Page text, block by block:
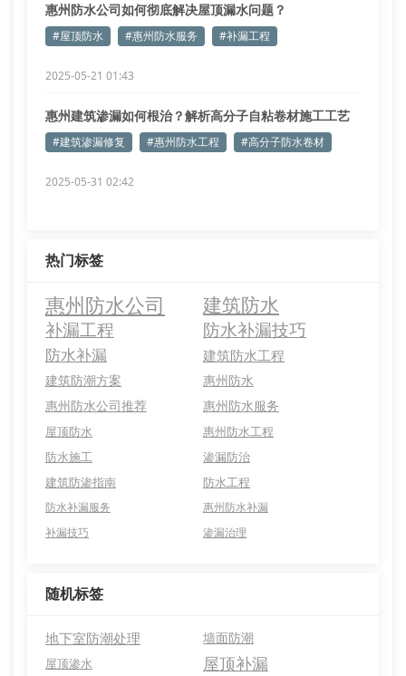
惠州防水公司如何彻底解决屋顶漏水问题？
#屋顶防水 #惠州防水服务 #补漏工程
2025-05-21 01:43
惠州建筑渗漏如何根治？解析高分子自粘卷材施工工艺
#建筑渗漏修复 #惠州防水工程 #高分子防水卷材
2025-05-31 02:42
热门标签
惠州防水公司 建筑防水
补漏工程 防水补漏技巧
防水补漏 建筑防水工程
建筑防潮方案
惠州防水
惠州防水公司推荐
惠州防水服务
屋顶防水
惠州防水工程
防水施工
渗漏防治
建筑防渗指南
防水工程
防水补漏服务
惠州防水补漏
补漏技巧
渗漏治理
随机标签
地下室防潮处理 墙面防潮
屋顶渗水 屋顶补漏